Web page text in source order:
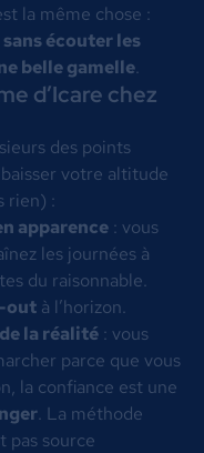
la même chose :
écouter les
belle gamelle.
d’Icare chez
des points
votre altitude
rien) :
apparence : vous
les journées à
du raisonnable.
out à l’horizon.
la réalité : vous
parce que vous
la confiance est une
. La méthode
pas source